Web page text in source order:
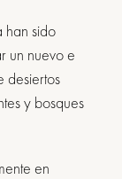
han sido
un nuevo e
desiertos
y bosques
en